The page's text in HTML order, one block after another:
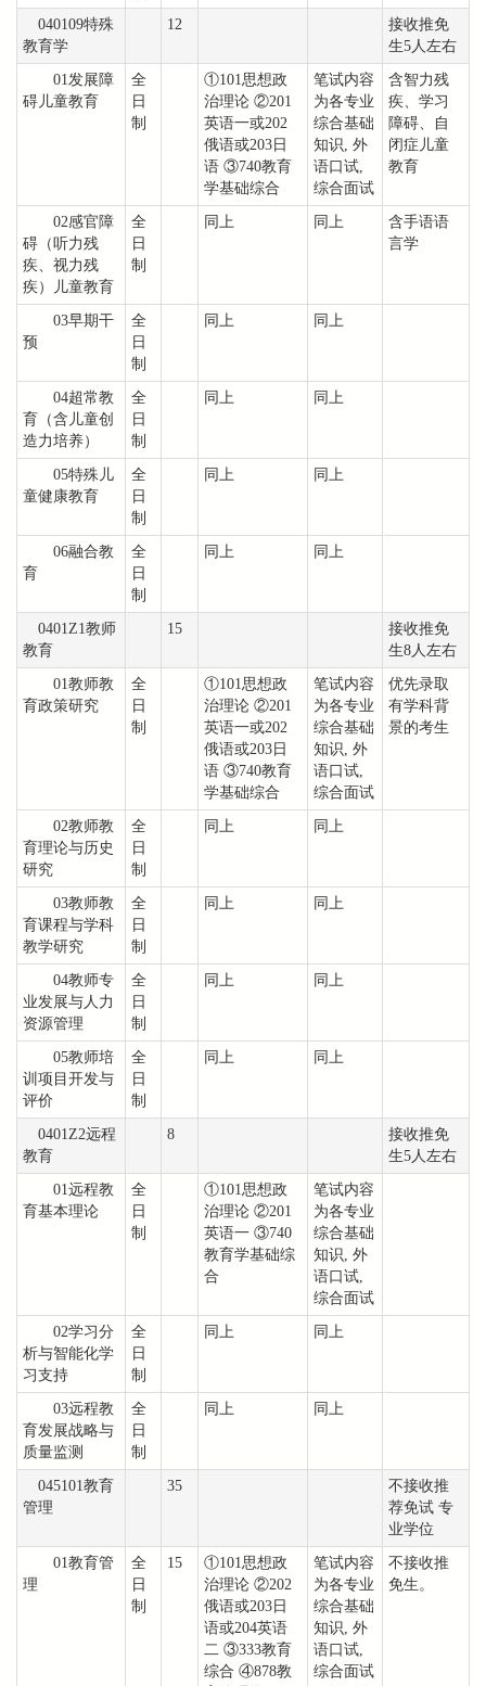
040109特殊
教育学
12
接收推免
生5人左右
01发展障
碍儿童教育
全
日
制
①101思想政
治理论 ②201
英语一或202
俄语或203日
语 ③740教育
学基础综合
笔试内容
为各专业
综合基础
知识, 外
语口试,
综合面试
含智力残
疾、学习
障碍、自
闭症儿童
教育
02感官障
碍（听力残
疾、视力残
疾）儿童教育
全
日
制
同上 同上
含手语语
言学
03早期干
预
全
日
制
同上 同上
04超常教
育（含儿童创
造力培养）
全
日
制
同上 同上
05特殊儿
童健康教育
全
日
制
同上 同上
06融合教
育
全
日
制
同上 同上
0401Z1教师
教育
15
接收推免
生8人左右
01教师教
育政策研究
全
日
制
①101思想政
治理论 ②201
英语一或202
俄语或203日
语 ③740教育
学基础综合
笔试内容
为各专业
综合基础
知识, 外
语口试,
综合面试
优先录取
有学科背
景的考生
02教师教
育理论与历史
研究
全
日
制
同上 同上
03教师教
育课程与学科
教学研究
全
日
制
同上 同上
04教师专
业发展与人力
资源管理
全
日
制
同上 同上
05教师培
训项目开发与
评价
全
日
制
同上 同上
0401Z2远程
教育
8
接收推免
生5人左右
01远程教
育基本理论
全
日
制
①101思想政
治理论 ②201
英语一 ③740
教育学基础综
合
笔试内容
为各专业
综合基础
知识, 外
语口试,
综合面试
02学习分
析与智能化学
习支持
全
日
制
同上 同上
03远程教
育发展战略与
质量监测
全
日
制
同上 同上
045101教育
管理
35
不接收推
荐免试 专
业学位
01教育管
理
全
日
制
15
①101思想政
治理论 ②202
俄语或203日
语或204英语
二 ③333教育
综合 ④878教
笔试内容
为各专业
综合基础
知识, 外
语口试,
综合面试
不接收推
免生。